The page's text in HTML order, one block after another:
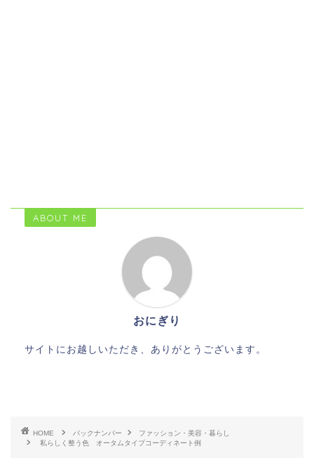
ABOUT ME
おにぎり
サイトにお越しいただき、ありがとうございます。
HOME バックナンバー
ファッション・美容・暮らし
私らしく整う色 オータムタイプコーディネート例